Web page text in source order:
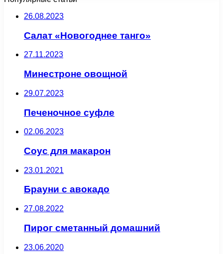
26.08.2023
Салат «Новогоднее танго»
27.11.2023
Минестроне овощной
29.07.2023
Печеночное суфле
02.06.2023
Соус для макарон
23.01.2021
Брауни с авокадо
27.08.2022
Пирог сметанный домашний
23.06.2020